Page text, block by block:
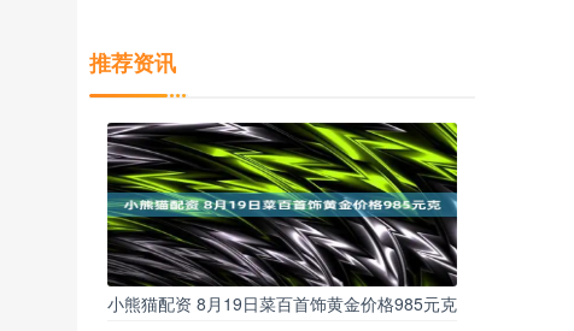
推荐资讯
小熊猫配资 8月19日菜百首饰黄金价格985元克